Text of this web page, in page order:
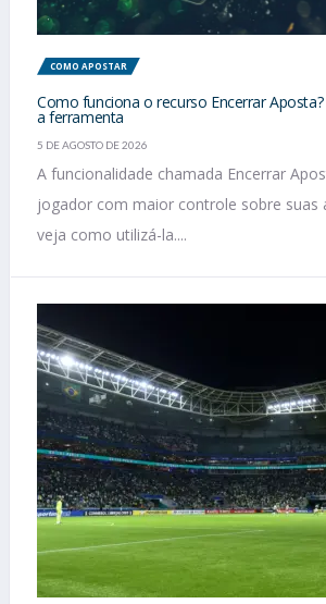
COMO APOSTAR
Como funciona o recurso Encerrar
a ferramenta
5 DE AGOSTO DE 2026
A funcionalidade chamada Encerrar
jogador com maior controle sobre suas
veja como utilizá-la....